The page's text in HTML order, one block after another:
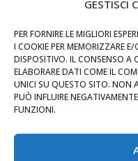
GESTISCI
PER FORNIRE LE MIGLIORI
I COOKIE PER MEMORIZZARE
DISPOSITIVO. IL CONSENSO A
ELABORARE DATI COME IL
UNICI SU QUESTO SITO. NON
PUÒ INFLUIRE
FUNZIONI.
Privacy Policy
Cookie Policy